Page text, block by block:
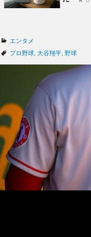
カ
テ
エンタメ
タ
プロ野球 大谷翔平 野球